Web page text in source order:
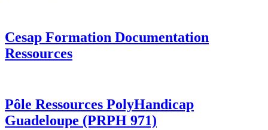
Cesap Formation Documentation
Ressources
Pôle Ressources PolyHandicap
Guadeloupe (PRPH 971)